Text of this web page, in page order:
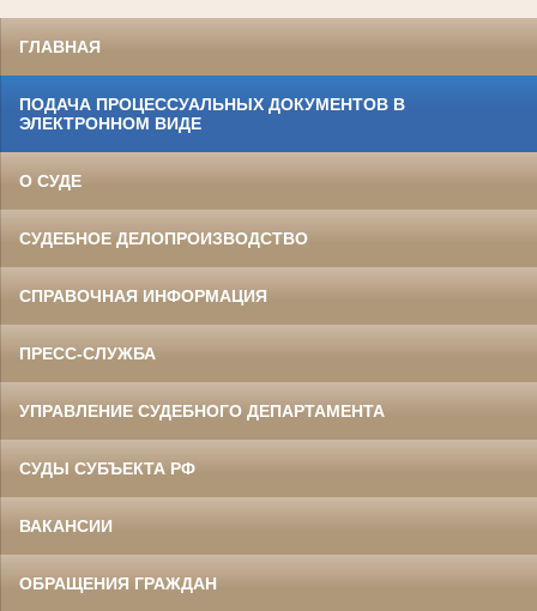
ГЛАВНАЯ
ПОДАЧА ПРОЦЕССУАЛЬНЫХ ДОКУМЕНТОВ В
ЭЛЕКТРОННОМ ВИДЕ
О СУДЕ
СУДЕБНОЕ ДЕЛОПРОИЗВОДСТВО
СПРАВОЧНАЯ ИНФОРМАЦИЯ
ПРЕСС-СЛУЖБА
УПРАВЛЕНИЕ СУДЕБНОГО ДЕПАРТАМЕНТА
СУДЫ СУБЪЕКТА РФ
ВАКАНСИИ
ОБРАЩЕНИЯ ГРАЖДАН